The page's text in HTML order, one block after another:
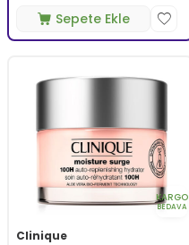
Sepete Ekle
KARGO
BEDAVA
Clinique